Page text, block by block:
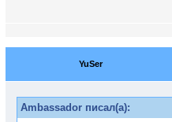
YuSer
Ambassador писал(а):